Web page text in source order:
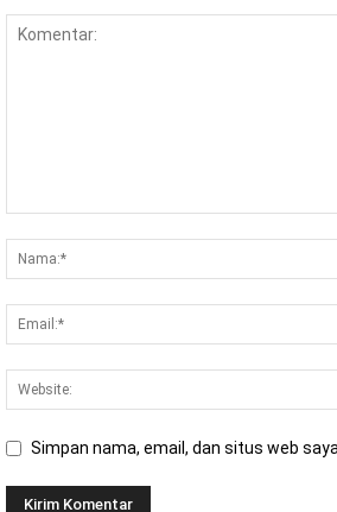
Simpan nama, email, dan situs web